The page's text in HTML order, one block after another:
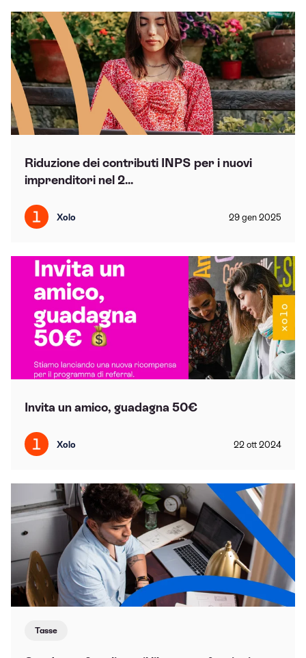
Riduzione dei contributi INPS per i nuovi
imprenditori nel 2...
Xolo 29 gen 2025
Invita un amico, guadagna 50€
Xolo 22 ott 2024
Tasse